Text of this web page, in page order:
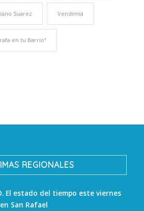
Suarez Vendimia
en tu Barrio”
REGIONALES
El estado del tiempo este viernes
San Rafael